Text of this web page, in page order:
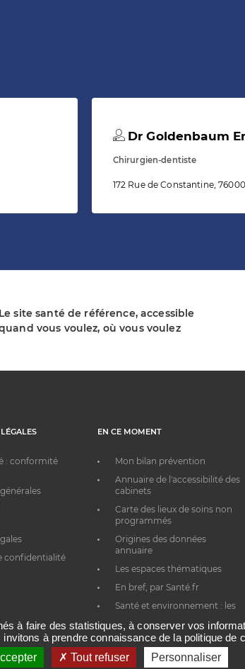
Dr Goldenbaum
Chirurgien-dentiste
172 Rue de Constantine,
Le site santé de référence, accessible
vous voulez, où vous voulez
: conformité
confidentialité
EN CE MOMENT
Mon bilan prévention
Annuaire de l'accessibilité des
cabinets
Carte des lieux de soins non
programmés
Origines des données
annuaire
Les espaces thématiques
En bref, par Santé.fr
Santé et environnement : les
à faire des statistiques, à conserver vos
à prendre connaissance de la politique de
Tout refuser Personnaliser